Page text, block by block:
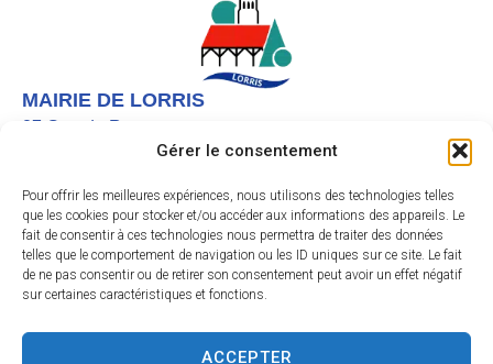
Gérer le consentement
Pour offrir les meilleures expériences, nous utilisons des technologies telles
que les cookies pour stocker et/ou accéder aux informations des appareils. Le
fait de consentir à ces technologies nous permettra de traiter des données
telles que le comportement de navigation ou les ID uniques sur ce site. Le fait
de ne pas consentir ou de retirer son consentement peut avoir un effet négatif
sur certaines caractéristiques et fonctions.
ACCEPTER
MAIRIE DE LORRIS
27 Grande Rue,
Nous contacter
Instagram
Facebook
Le lundi et vendredi de 9h à 12h